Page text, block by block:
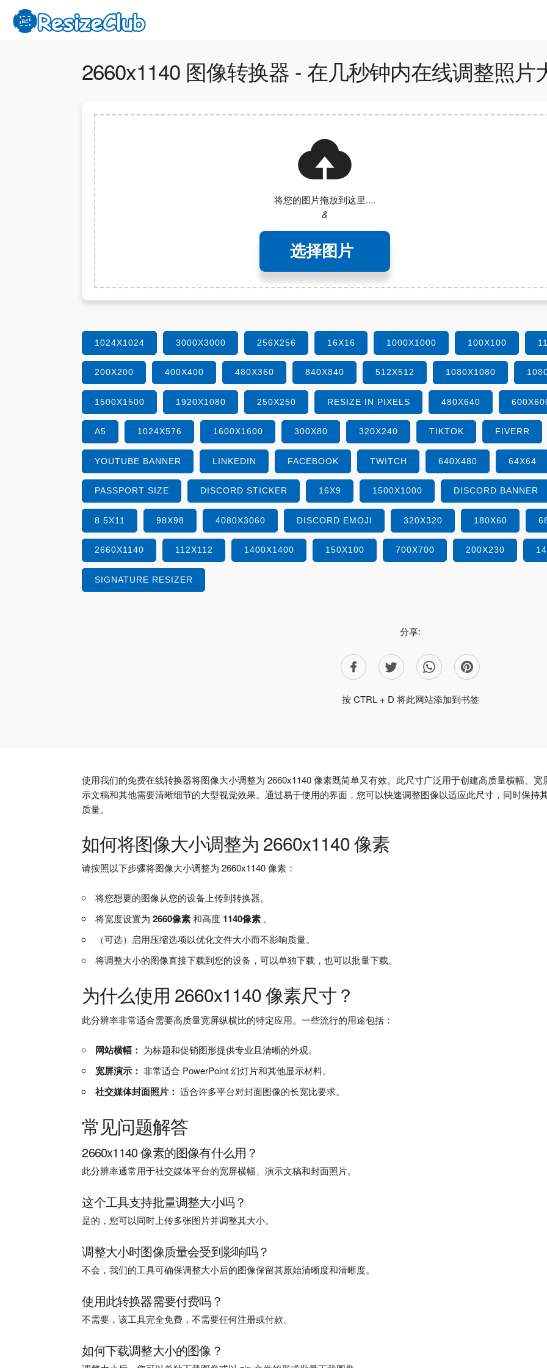
2660x1140 图像转换器 - 在几秒钟内在线调整照片
将您的图片拖放到这里....
&
选择图片
1024X1024 3000X3000 256X256 16X16 1000X1000 100X100
200X200 400X400 480X360 840X840 512X512 1080X1080
1500X1500 1920X1080 250X250 RESIZE IN PIXELS 480X640
A5 1024X576 1600X1600 300X80 320X240 TIKTOK FIVERR
YOUTUBE BANNER LINKEDIN FACEBOOK TWITCH 640X480 64X64
PASSPORT SIZE DISCORD STICKER 16X9 1500X1000 DISCORD BANNER
8.5X11 98X98 4080X3060 DISCORD EMOJI 320X320 180X60
2660X1140 112X112 1400X1400 150X100 700X700 200X230
SIGNATURE RESIZER
分享:
按 CTRL + D 将此网站添加到书签
使用我们的免费在线转换器将图像大小调整为 2660x1140 像素既简单又有效。此尺寸广泛用于创建高质量横幅、宽
示文稿和其他需要清晰细节的大型视觉效果。通过易于使用的界面，您可以快速调整图像以适应此尺寸，同时保持
质量。
如何将图像大小调整为 2660x1140 像素
请按照以下步骤将图像大小调整为 2660x1140 像素：
将您想要的图像从您的设备上传到转换器。
将宽度设置为2660像素和高度 1140像素 。
（可选）启用压缩选项以优化文件大小而不影响质量。
将调整大小的图像直接下载到您的设备，可以单独下载，也可以批量下载。
为什么使用 2660x1140 像素尺寸？
此分辨率非常适合需要高质量宽屏纵横比的特定应用。一些流行的用途包括：
网站横幅： 为标题和促销图形提供专业且清晰的外观。
宽屏演示：非常适合 PowerPoint 幻灯片和其他显示材料。
社交媒体封面照片：适合许多平台对封面图像的长宽比要求。
常见问题解答
2660x1140 像素的图像有什么用？
此分辨率通常用于社交媒体平台的宽屏横幅、演示文稿和封面照片。
这个工具支持批量调整大小吗？
是的，您可以同时上传多张图片并调整其大小。
调整大小时图像质量会受到影响吗？
不会，我们的工具可确保调整大小后的图像保留其原始清晰度和清晰度。
使用此转换器需要付费吗？
不需要，该工具完全免费，不需要任何注册或付款。
如何下载调整大小的图像？